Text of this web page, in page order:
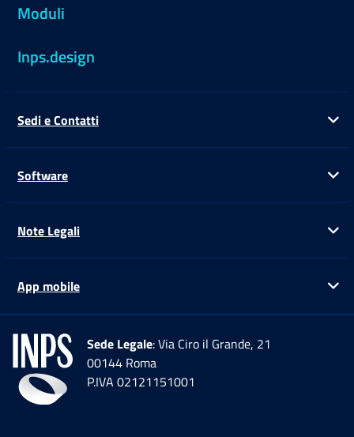
Moduli
Inps.design
Sedi e Contatti
Software
Note Legali
App mobile
Sede Legale: Via Ciro il Grande, 21
00144 Roma
P.IVA 02121151001